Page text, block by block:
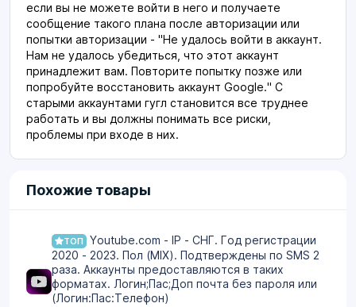
если вы не можете войти в него и получаете
сообщение такого плана после авторизации или
попытки авторизации - "Не удалось войти в аккаунт.
Нам не удалось убедиться, что этот аккаунт
принадлежит вам. Повторите попытку позже или
попробуйте восстановить аккаунт Google." С
старыми аккаунтами гугл становится все труднее
работать и вы должны понимать все риски,
проблемы при входе в них.
Похожие товары
ТОП
Youtube.com - IP - СНГ. Год регистрации
2020 - 2023. Пол (MIX). Подтверждены по SMS 2
раза. Аккаунты предоставляются в таких
форматах. Логин;Пас;Доп почта без пароля или
(Логин:Пас:Телефон)